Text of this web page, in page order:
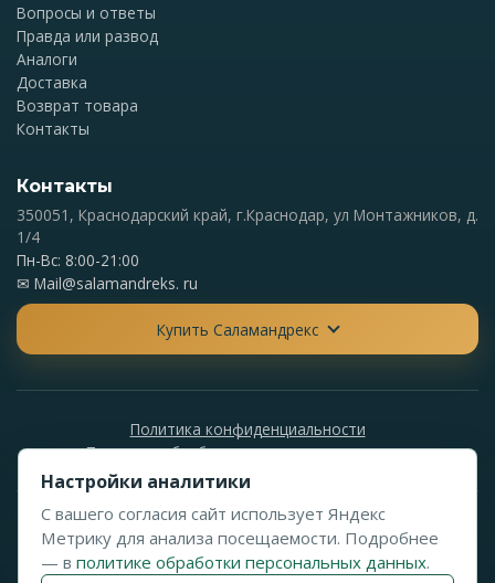
Вопросы и ответы
Правда или развод
Аналоги
Доставка
Возврат товара
Контакты
Контакты
350051, Краснодарский край, г.Краснодар, ул Монтажников, д.
1/4
Пн-Вс: 8:00-21:00
✉ Mail@salamandreks. ru
Купить Саламандрекс
Политика конфиденциальности
Политика обработки персональных данных
© 2024-2026 Саламандрекс. Все права защищены. Данный
сайт носит информационный характер и не является
публичной офертой.
Настройки аналитики
С вашего согласия сайт использует Яндекс
Метрику для анализа посещаемости. Подробнее
— в политике обработки персональных данных.